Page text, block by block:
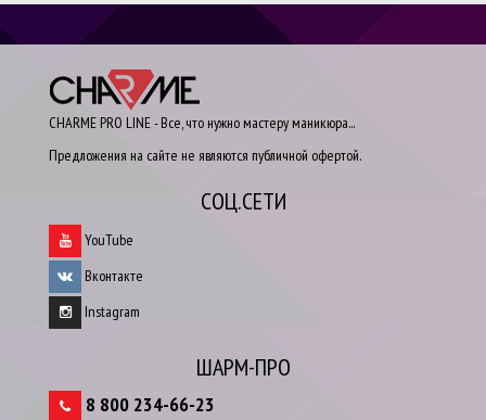
CHARME PRO LINE - Все, что нужно мастеру маникюра...
Предложения на сайте не являются публичной офертой.
СОЦ.СЕТИ
YouTube
Вконтакте
Instagram
ШАРМ-ПРО
8 800 234-66-23